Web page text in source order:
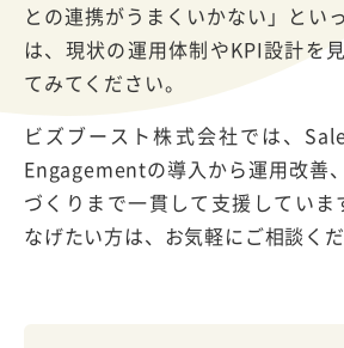
との連携がうまくいかない」とい
は、現状の運用体制やKPI設計を
てみてください。
ビズブースト株式会社では、
Engagementの導入から運用改善
づくりまで一貫して支援していま
なげたい方は、お気軽にご相談くだ